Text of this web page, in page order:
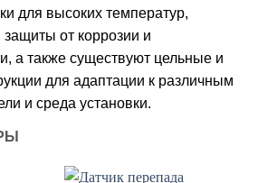
для высоких температур,
от коррозии и
а также существуют цельные и
для адаптации к различным
и среда установки.